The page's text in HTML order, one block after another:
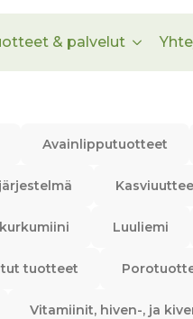
& palvelut
Avainlipputuotteet
Luuliemi
tuotteet
Vitamiinit, hiven-, ja